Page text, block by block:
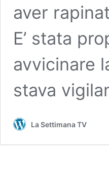
aver
E’ stata
avvicinare
stava
La Settimana TV